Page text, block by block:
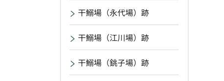
干鰯場（永代場）跡
干鰯場（江川場）跡
干鰯場（銚子場）跡